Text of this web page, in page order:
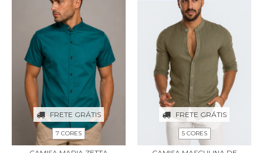
FRETE GRÁTIS
7 CORES
FRETE GRÁTIS
5 CORES